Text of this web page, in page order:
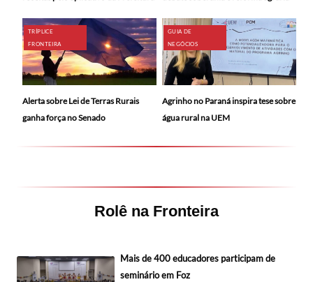
TRÍPLICE
FRONTEIRA
Alerta sobre Lei de Terras Rurais
ganha força no Senado
GUIA DE
NEGÓCIOS
Agrinho no Paraná inspira tese sobre
água rural na UEM
Rolê na Fronteira
Mais de 400 educadores participam de
seminário em Foz